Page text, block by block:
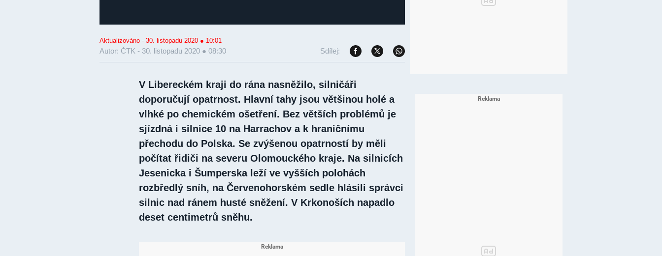
Autor: ČTK -
Aktualizováno - 30. listopadu 2020 ● 10:01
30. listopadu 2020 ● 08:30 Sdílej:
V Libereckém kraji do rána nasněžilo, silničáři
doporučují opatrnost. Hlavní tahy jsou většinou holé a
vlhké po chemickém ošetření. Bez větších problémů je
sjízdná i silnice 10 na Harrachov a k hraničnímu
přechodu do Polska. Se zvýšenou opatrností by měli
počítat řidiči na severu Olomouckého kraje. Na silnicích
Jesenicka i Šumperska leží ve vyšších polohách
rozbředlý sníh, na Červenohorském sedle hlásili správci
silnic nad ránem husté sněžení. V Krkonoších napadlo
deset centimetrů sněhu.